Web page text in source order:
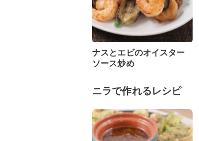
ナスとエビのオイスター
ソース炒め
ニラで作れるレシピ